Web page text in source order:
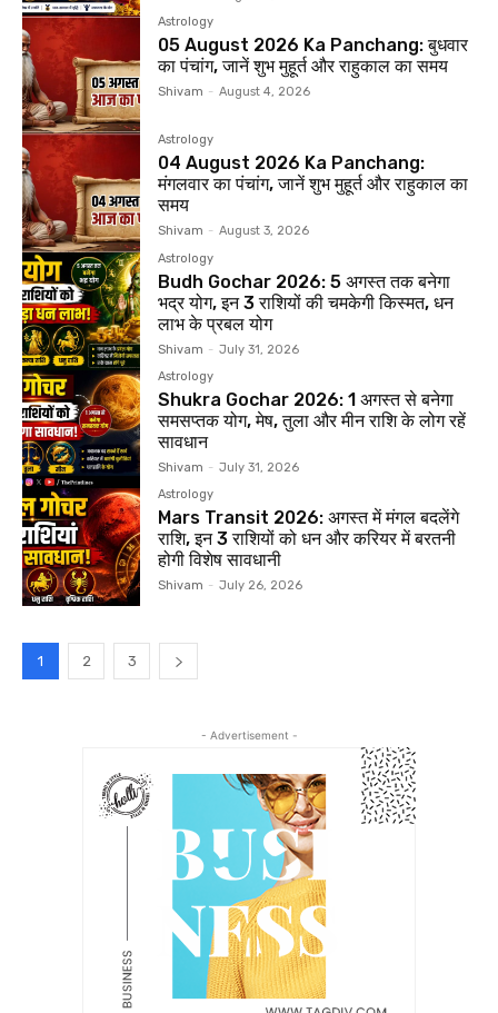
Astrology
05 August 2026 Ka Panchang: बुधवार
का पंचांग, जानें शुभ मुहूर्त और राहुकाल का समय
Shivam - August 4, 2026
Astrology
04 August 2026 Ka Panchang:
मंगलवार का पंचांग, जानें शुभ मुहूर्त और राहुकाल का
समय
Shivam - August 3, 2026
Astrology
Budh Gochar 2026: 5 अगस्त तक बनेगा
भद्र योग, इन 3 राशियों की चमकेगी किस्मत, धन
लाभ के प्रबल योग
Shivam - July 31, 2026
Astrology
Shukra Gochar 2026: 1 अगस्त से बनेगा
समसप्तक योग, मेष, तुला और मीन राशि के लोग रहें
सावधान
Shivam - July 31, 2026
Astrology
Mars Transit 2026: अगस्त में मंगल बदलेंगे
राशि, इन 3 राशियों को धन और करियर में बरतनी
होगी विशेष सावधानी
Shivam - July 26, 2026
1 2 3
- Advertisement -